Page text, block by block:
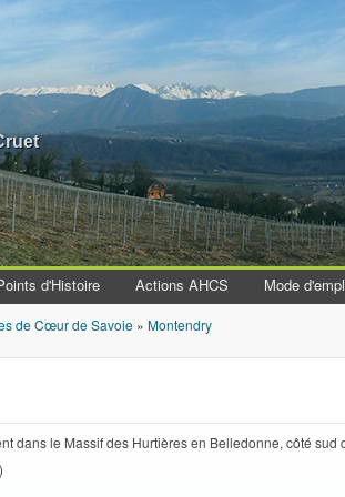
Aller au contenu
d'Histoire Actions AHCS Mode
de Cœur de Savoie » Montendry
dans le Massif des Hurtières en Belledonne, côté